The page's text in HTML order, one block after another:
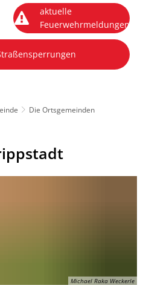
aktuelle
Feuerwehrmeldungen
Die Ortsgemeinden
Michael Raka Weckerle